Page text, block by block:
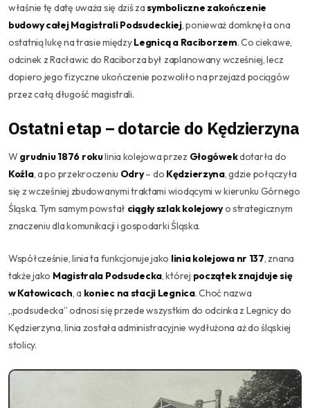
właśnie tę datę uważa się dziś zasymboliczne zakończenie
budowy całej Magistrali Podsudeckiej, ponieważ domknęła ona
ostatnią lukę na trasie międzyLegnicą a Raciborzem. Co ciekawe,
odcinek z Racławic do Raciborza był zaplanowany wcześniej, lecz
dopiero jego fizyczne ukończenie pozwoliło na przejazd pociągów
przez całą długość magistrali.
Ostatni etap – dotarcie do Kędzierzyna
W grudniu 1876 rokulinia kolejowa przez Głogówekdotarła do
Koźla, a po przekroczeniu Odry– do Kędzierzyna, gdzie połączyła
się z wcześniej zbudowanymi traktami wiodącymi w kierunku Górnego
Śląska. Tym samym powstał ciągły szlak kolejowyo strategicznym
znaczeniu dla komunikacji i gospodarki Śląska.
Współcześnie, linia ta funkcjonuje jako linia kolejowa nr 137, znana
także jako Magistrala Podsudecka, której początek znajduje się
w Katowicach, a koniec na stacji Legnica. Choć nazwa
„podsudecka” odnosi się przede wszystkim do odcinka z Legnicy do
Kędzierzyna, linia została administracyjnie wydłużona aż do śląskiej
stolicy.